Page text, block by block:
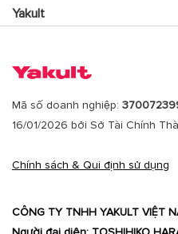
Yakult
Mã số doanh nghiệp:
16/01/2026 bởi Sở Tài Chính
Chính sách & Qui định sử dụng
CÔNG TY TNHH YAKULT VIỆT